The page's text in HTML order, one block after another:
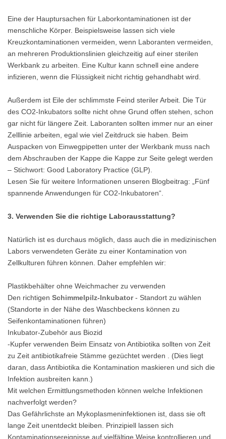
Eine der Hauptursachen für Laborkontaminationen ist der
menschliche Körper. Beispielsweise lassen sich viele
Kreuzkontaminationen vermeiden, wenn Laboranten vermeiden,
an mehreren Produktionslinien gleichzeitig auf einer sterilen
Werkbank zu arbeiten. Eine Kultur kann schnell eine andere
infizieren, wenn die Flüssigkeit nicht richtig gehandhabt wird.
Außerdem ist Eile der schlimmste Feind steriler Arbeit. Die Tür
des CO2-Inkubators sollte nicht ohne Grund offen stehen, schon
gar nicht für längere Zeit. Laboranten sollten immer nur an einer
Zelllinie arbeiten, egal wie viel Zeitdruck sie haben. Beim
Auspacken von Einwegpipetten unter der Werkbank muss nach
dem Abschrauben der Kappe die Kappe zur Seite gelegt werden
– Stichwort: Good Laboratory Practice (GLP).
Lesen Sie für weitere Informationen unseren Blogbeitrag: „Fünf
spannende Anwendungen für CO2-Inkubatoren“.
3. Verwenden Sie die richtige Laborausstattung?
Natürlich ist es durchaus möglich, dass auch die in medizinischen
Labors verwendeten Geräte zu einer Kontamination von
Zellkulturen führen können. Daher empfehlen wir:
Plastikbehälter ohne Weichmacher zu verwenden
Den richtigen Schimmelpilz-Inkubator- Standort zu wählen
(Standorte in der Nähe des Waschbeckens können zu
Seifenkontaminationen führen)
Inkubator-Zubehör aus Biozid
-Kupfer verwenden Beim Einsatz von Antibiotika sollten von Zeit
zu Zeit antibiotikafreie Stämme gezüchtet werden . (Dies liegt
daran, dass Antibiotika die Kontamination maskieren und sich die
Infektion ausbreiten kann.)
Mit welchen Ermittlungsmethoden können welche Infektionen
nachverfolgt werden?
Das Gefährlichste an Mykoplasmeninfektionen ist, dass sie oft
lange Zeit unentdeckt bleiben. Prinzipiell lassen sich
Kontaminationsereignisse auf vielfältige Weise kontrollieren und